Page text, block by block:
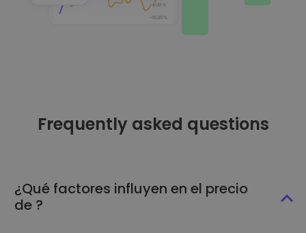
Frequently asked questions
¿Qué factores influyen en el precio
de ?